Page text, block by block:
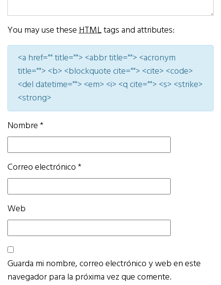
You may use theseHTMLtags and attributes:
<a href="" title=""> <abbr title=""> <acronym
title=""> <b> <blockquote cite=""> <cite> <code>
<del datetime=""> <em> <i> <q cite=""> <s> <strike>
<strong>
Nombre*
Correo electrónico*
Web
Guarda mi nombre, correo electrónico y web en este
navegador para la próxima vez que comente.